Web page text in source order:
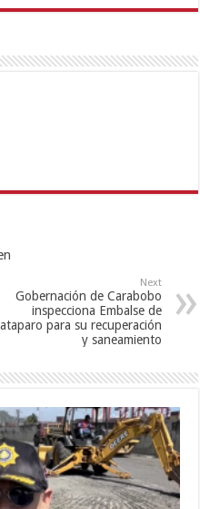
Next
Gobernación de Carabobo
inspecciona Embalse de
para su recuperación
y saneamiento